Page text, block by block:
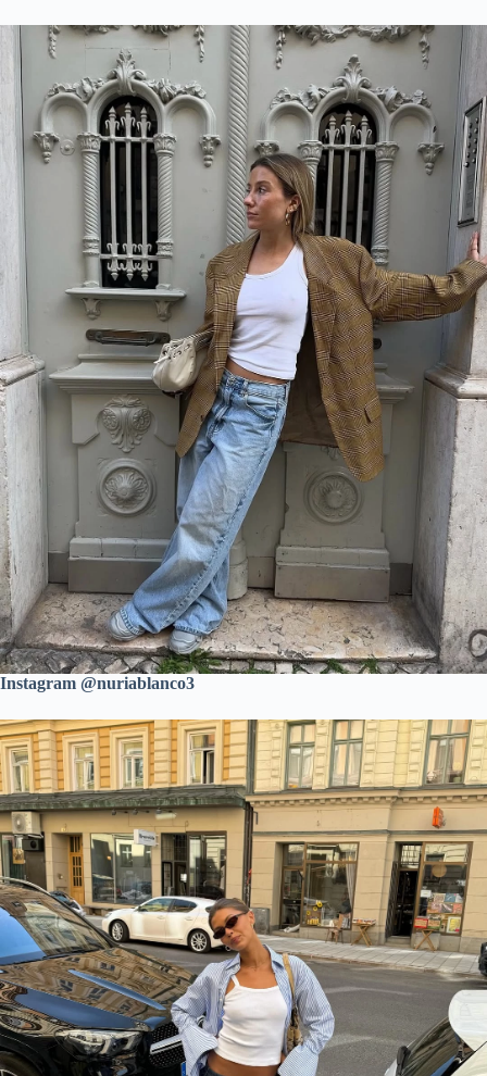
Instagram @nuriablanco3